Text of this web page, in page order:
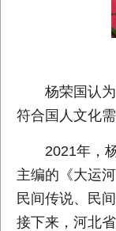
杨荣国认
符合国人文化
2021年，
主编的《大运
民间传说、民
接下来，河北